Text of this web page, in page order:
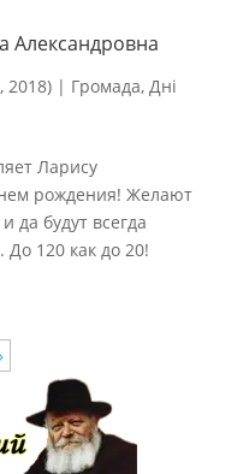
Александровна
2018)| Громада, Дні
Ларису
рождения! Желают
да будут всегда
До 120 как до 20!